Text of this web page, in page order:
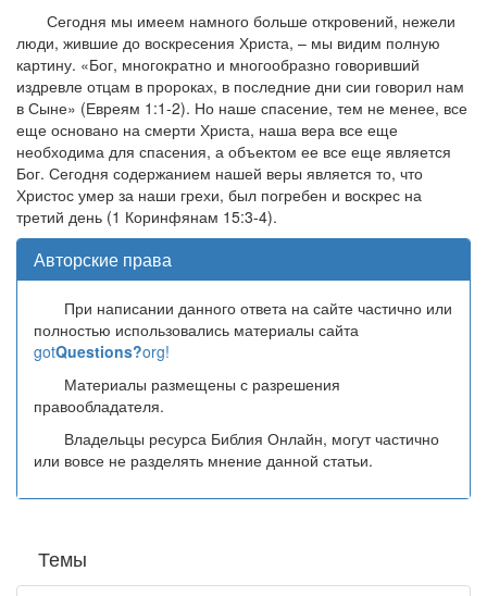
Сегодня мы имеем намного больше откровений, нежели
люди, жившие до воскресения Христа, – мы видим полную
картину. «Бог, многократно и многообразно говоривший
издревле отцам в пророках, в последние дни сии говорил нам
в Сыне» (Евреям 1:1-2). Но наше спасение, тем не менее, все
еще основано на смерти Христа, наша вера все еще
необходима для спасения, а объектом ее все еще является
Бог. Сегодня содержанием нашей веры является то, что
Христос умер за наши грехи, был погребен и воскрес на
третий день (1 Коринфянам 15:3-4).
Авторские права
При написании данного ответа на сайте частично или
полностью использовались материалы сайта
gotQuestions?org!
Материалы размещены с разрешения
правообладателя.
Владельцы ресурса Библия Онлайн, могут частично
или вовсе не разделять мнение данной статьи.
Темы